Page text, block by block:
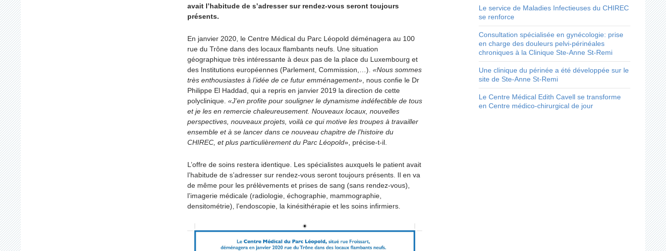
avait l’habitude de s’adresser sur rendez-vous seront toujours
présents.
En janvier 2020, le Centre Médical du Parc Léopold déménagera au 100
rue du Trône dans des locaux flambants neufs. Une situation
géographique très intéressante à deux pas de la place du Luxembourg et
des Institutions européennes (Parlement, Commission,…). «Nous sommes
très enthousiastes à l’idée de ce futur emménagement» , nous confie le Dr
Philippe El Haddad, qui a repris en janvier 2019 la direction de cette
polyclinique. «J’en profite pour souligner le dynamisme indéfectible de tous
et je les en remercie chaleureusement. Nouveaux locaux, nouvelles
perspectives, nouveaux projets, voilà ce qui motive les troupes à travailler
ensemble et à se lancer dans ce nouveau chapitre de l’histoire du
CHIREC, et plus particulièrement du Parc Léopold», précise-t-il.
L’offre de soins restera identique. Les spécialistes auxquels le patient avait
l’habitude de s’adresser sur rendez-vous seront toujours présents. Il en va
de même pour les prélèvements et prises de sang (sans rendez-vous),
l’imagerie médicale (radiologie, échographie, mammographie,
densitométrie), l’endoscopie, la kinésithérapie et les soins infirmiers.
Le service de Maladies Infectieuses du CHIREC
se renforce
Consultation spécialisée en gynécologie: prise
en charge des douleurs pelvi-périnéales
chroniques à la Clinique Ste-Anne St-Remi
Une clinique du périnée a été développée sur le
site de Ste-Anne St-Remi
Le Centre Médical Edith Cavell se transforme
en Centre médico-chirurgical de jour